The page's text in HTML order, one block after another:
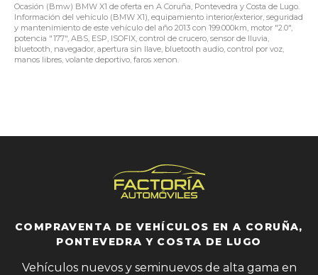
Ocasión (Bmw) BMW X1 de oferta en A Coruña, Pontevedra y Costa de Lugo.
Información del vehículo (BMW X1), equipamiento interior/exterior, seguridad
y mantenimiento de este vehículo del año 2013 con 199.000km, motor "2.0",
potencia "177", ABS, ESP, ISOFIX, control de crucero, sensor de lluvia,
bluetooth, navegador, apertura sin llave, bluetooth audio, control por voz,
manos libres, volante deportivo, faros xenon.
COMPRAVENTA DE VEHÍCULOS EN A CORUÑA,
PONTEVEDRA Y COSTA DE LUGO
Vehículos nuevos y seminuevos de alta gama en